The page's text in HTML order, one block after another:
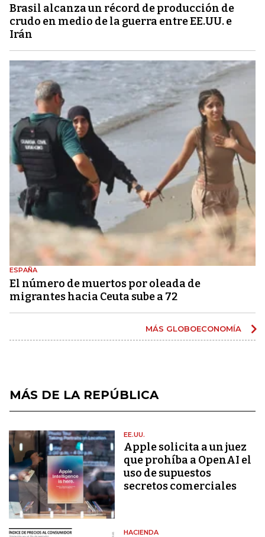
Brasil alcanza un récord de producción de
crudo en medio de la guerra entre EE.UU. e
Irán
ESPAÑA
El número de muertos por oleada de
migrantes hacia Ceuta sube a 72
MÁS GLOBOECONOMÍA
MÁS DE LA REPÚBLICA
EE.UU.
Apple solicita a un juez
que prohíba a OpenAI el
uso de supuestos
secretos comerciales
HACIENDA